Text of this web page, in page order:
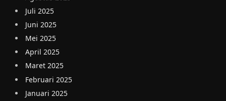
Juli 2025
Juni 2025
Mei 2025
April 2025
Maret 2025
Februari 2025
Januari 2025